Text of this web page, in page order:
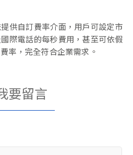
供自訂費率介面，用戶可設定市
際電話的每秒費用，甚至可依假
率，完全符合企業需求。
要留言